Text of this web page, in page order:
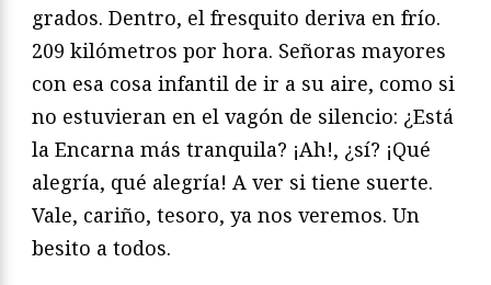
grados. Dentro, el fresquito deriva en frío.
209 kilómetros por hora. Señoras mayores
con esa cosa infantil de ir a su aire, como si
no estuvieran en el vagón de silencio: ¿Está
la Encarna más tranquila? ¡Ah!, ¿sí? ¡Qué
alegría, qué alegría! A ver si tiene suerte.
Vale, cariño, tesoro, ya nos veremos. Un
besito a todos.